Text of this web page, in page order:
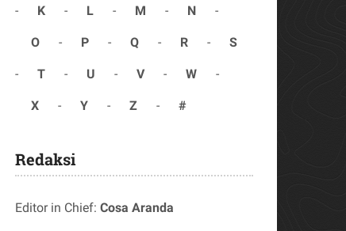
- K - L - M - N -
O - P - Q - R - S
- T - U - V - W -
X - Y - Z - #
Redaksi
Editor in Chief: Cosa Aranda